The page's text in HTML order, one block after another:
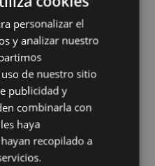
del ayuntamiento de
de concesión
individualizada,
“UMEAK
Obras, Urbanismo y
BASQUE
SPANISH
personalizar el
y analizar nuestro
de nuestro sitio
publicidad y
combinarla con
haya
recopilado a